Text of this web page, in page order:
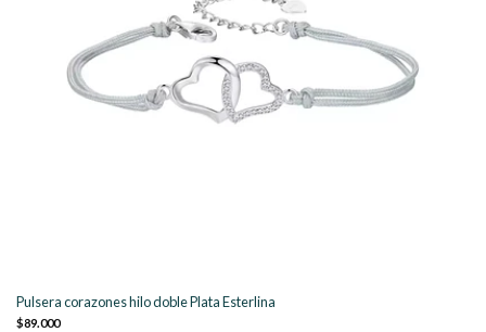
Pulsera corazones hilo doble Plata Esterlina
$89.000